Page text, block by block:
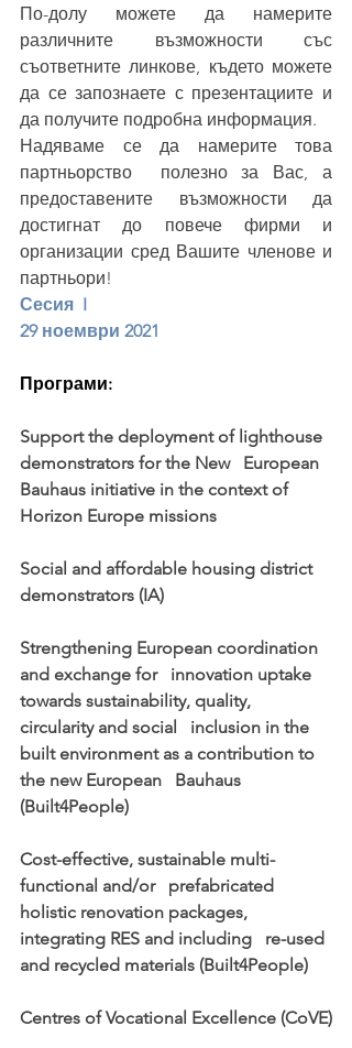
По-долу можете да намерите
различните възможности със
съответните линкове, където можете
да се запознаете с презентациите и
да получите подробна информация.
Надяваме се да намерите това
партньорство  полезно за Вас, а
предоставените възможности да
достигнат до повече фирми и
организации сред Вашите членове и
партньори!
Сесия I
29 ноември 2021
Програми:
Support the deployment of lighthouse
demonstrators for the New   European
Bauhaus initiative in the context of
Horizon Europe missions
Social and affordable housing district
demonstrators (IA)
Strengthening European coordination
and exchange for   innovation uptake
towards sustainability, quality,
circularity and social   inclusion in the
built environment as a contribution to
the new European   Bauhaus
(Built4People)
Cost-effective, sustainable multi-
functional and/or   prefabricated
holistic renovation packages,
integrating RES and including   re-used
and recycled materials (Built4People)
Centres of Vocational Excellence (CoVE)